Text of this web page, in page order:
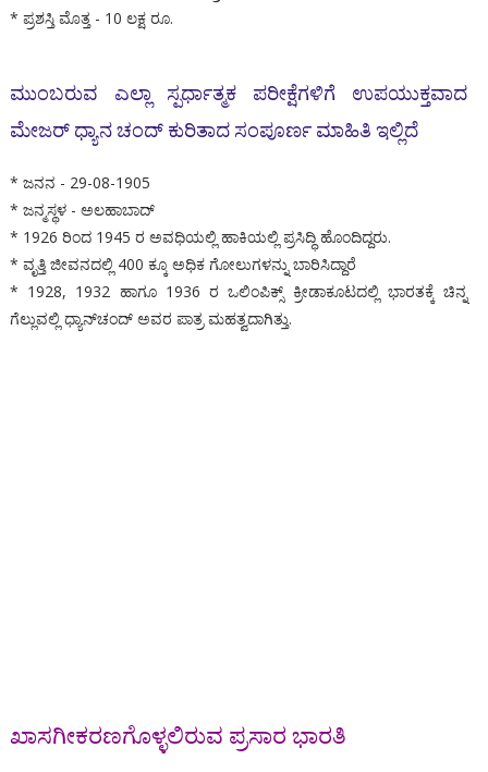
* ಪ್ರಶಸ್ತಿ ಮೊತ್ತ - 10 ಲಕ್ಷ ರೂ.
ಮುಂಬರುವ ಎಲ್ಲಾ ಸ್ಪರ್ಧಾತ್ಮಕ ಪರೀಕ್ಷೆಗಳಿಗೆ ಉಪಯುಕ್ತವಾದ
ಮೇಜರ್ ಧ್ಯಾನ ಚಂದ್ ಕುರಿತಾದ ಸಂಪೂರ್ಣ ಮಾಹಿತಿ ಇಲ್ಲಿದೆ
* ಜನನ - 29-08-1905
* ಜನ್ಮಸ್ಥಳ - ಅಲಹಾಬಾದ್
* 1926 ರಿಂದ 1945 ರ ಅವಧಿಯಲ್ಲಿ ಹಾಕಿಯಲ್ಲಿ ಪ್ರಸಿದ್ಧಿ ಹೊಂದಿದ್ದರು.
* ವೃತ್ತಿ ಜೀವನದಲ್ಲಿ 400 ಕ್ಕೂ ಅಧಿಕ ಗೋಲುಗಳನ್ನು ಬಾರಿಸಿದ್ದಾರೆ
* 1928, 1932 ಹಾಗೂ 1936 ರ ಒಲಿಂಪಿಕ್ಸ್ ಕ್ರೀಡಾಕೂಟದಲ್ಲಿ ಭಾರತಕ್ಕೆ ಚಿನ್ನ
ಗೆಲ್ಲುವಲ್ಲಿ ಧ್ಯಾನ್‌ಚಂದ್ ಅವರ ಪಾತ್ರ ಮಹತ್ವದಾಗಿತ್ತು.
ಖಾಸಗೀಕರಣಗೊಳ್ಳಲಿರುವ ಪ್ರಸಾರ ಭಾರತಿ